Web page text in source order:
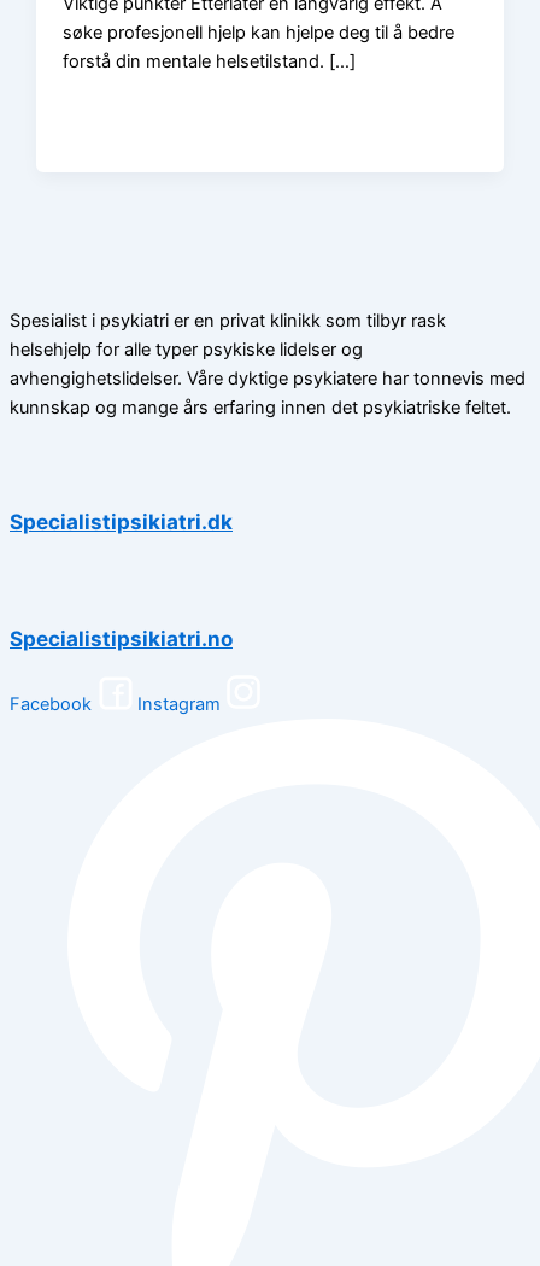
søke profesjonell hjelp kan hjelpe deg til å bedre
forstå din mentale helsetilstand. […]
Spesialist i psykiatri er en privat klinikk som tilbyr rask
helsehjelp for alle typer psykiske lidelser og
avhengighetslidelser. Våre dyktige psykiatere har tonnevis med
kunnskap og mange års erfaring innen det psykiatriske feltet.
Specialistipsikiatri.dk
Specialistipsikiatri.no
Facebook Instagram